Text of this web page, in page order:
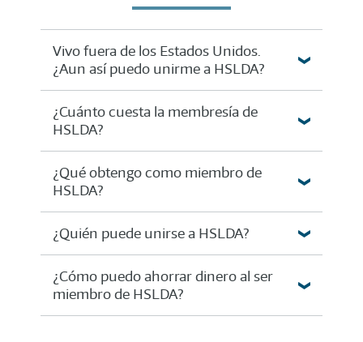
Vivo fuera de los Estados Unidos.
¿Aun así puedo unirme a HSLDA?
¿Cuánto cuesta la membresía de
HSLDA?
¿Qué obtengo como miembro de
HSLDA?
¿Quién puede unirse a HSLDA?
¿Cómo puedo ahorrar dinero al ser
miembro de HSLDA?